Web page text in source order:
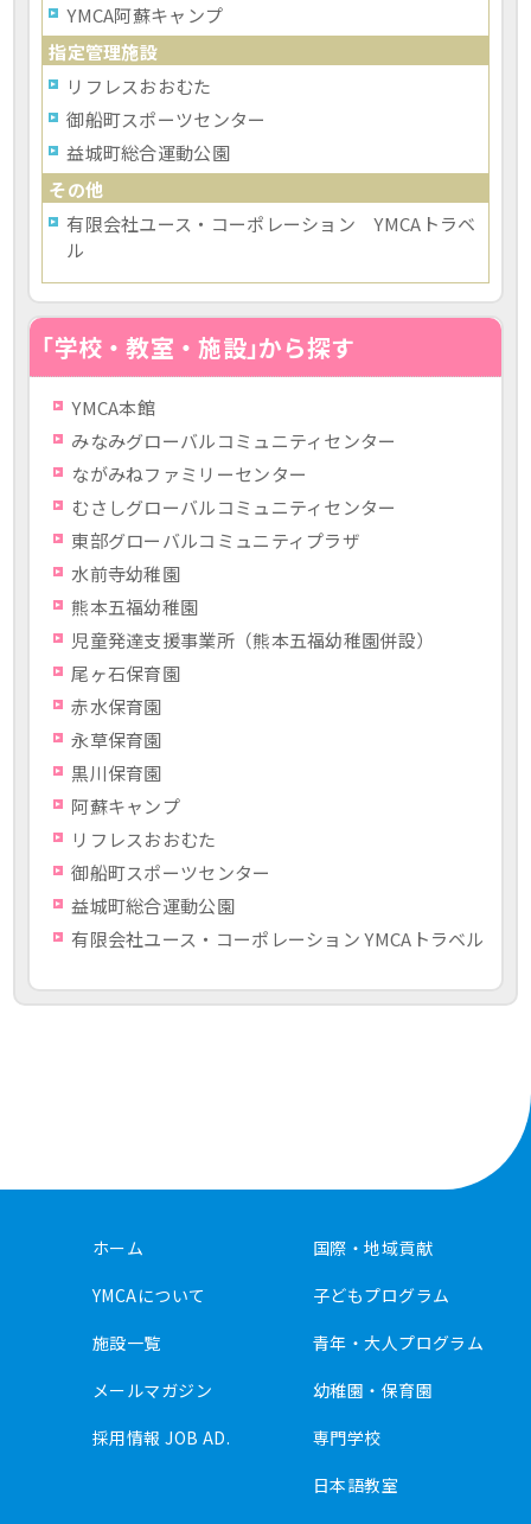
YMCA阿蘇キャンプ
指定管理施設
リフレスおおむた
御船町スポーツセンター
益城町総合運動公園
その他
有限会社ユース・コーポレーション YMCAトラベ
ル
｢学校・教室・施設｣から探す
YMCA本館
みなみグローバルコミュニティセンター
ながみねファミリーセンター
むさしグローバルコミュニティセンター
東部グローバルコミュニティプラザ
水前寺幼稚園
熊本五福幼稚園
児童発達支援事業所（熊本五福幼稚園併設）
尾ヶ石保育園
赤水保育園
永草保育園
黒川保育園
阿蘇キャンプ
リフレスおおむた
御船町スポーツセンター
益城町総合運動公園
有限会社ユース・コーポレーション YMCAトラベル
ホーム
YMCAについて
施設一覧
メールマガジン
採用情報 JOB AD.
国際・地域貢献
子どもプログラム
青年・大人プログラム
幼稚園・保育園
専門学校
日本語教室